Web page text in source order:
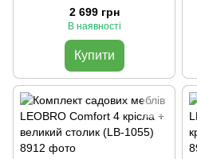
круглий столик (LB-1052)
2 699 грн
В наявності
Купити